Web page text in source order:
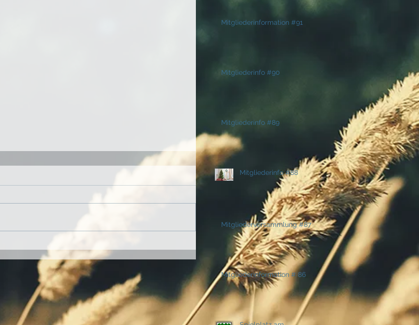
Mitgliederinformation #91
Mitgliederinfo #90
Mitgliederinfo #89
Mitgliederinfo #88
Mitgliederversammlung #87
Mitgliederinformation # 86